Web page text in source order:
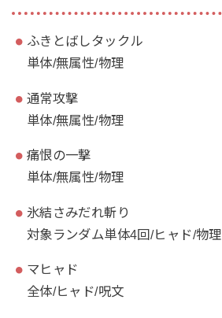
ふきとばしタックル
単体/無属性/物理
通常攻撃
単体/無属性/物理
痛恨の一撃
単体/無属性/物理
氷結さみだれ斬り
対象ランダム単体4回/ヒャド/物理
マヒャド
全体/ヒャド/呪文